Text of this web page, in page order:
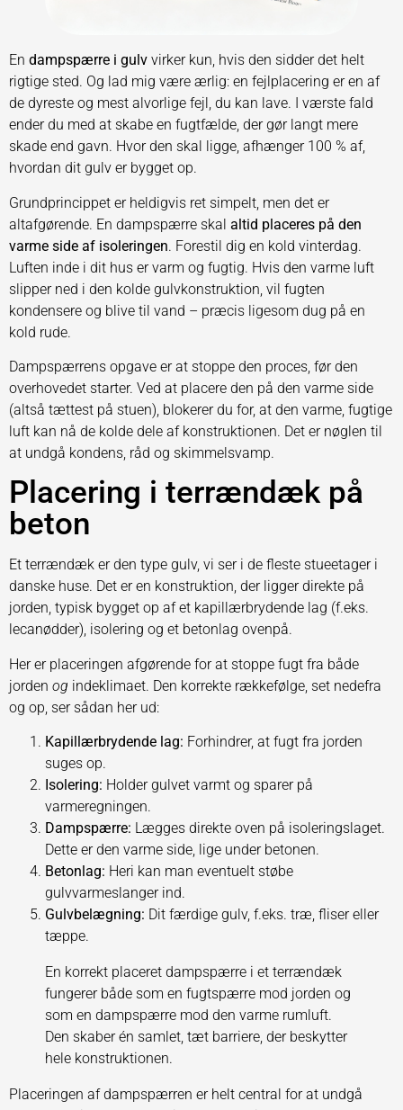
En dampspærre i gulv virker kun, hvis den sidder det helt
rigtige sted. Og lad mig være ærlig: en fejlplacering er en af
de dyreste og mest alvorlige fejl, du kan lave. I værste fald
ender du med at skabe en fugtfælde, der gør langt mere
skade end gavn. Hvor den skal ligge, afhænger 100 % af,
hvordan dit gulv er bygget op.
Grundprincippet er heldigvis ret simpelt, men det er
altafgørende. En dampspærre skal altid placeres på den
varme side af isoleringen. Forestil dig en kold vinterdag.
Luften inde i dit hus er varm og fugtig. Hvis den varme luft
slipper ned i den kolde gulvkonstruktion, vil fugten
kondensere og blive til vand – præcis ligesom dug på en
kold rude.
Dampspærrens opgave er at stoppe den proces, før den
overhovedet starter. Ved at placere den på den varme side
(altså tættest på stuen), blokerer du for, at den varme, fugtige
luft kan nå de kolde dele af konstruktionen. Det er nøglen til
at undgå kondens, råd og skimmelsvamp.
Placering i terrændæk på
beton
Et terrændæk er den type gulv, vi ser i de fleste stueetager i
danske huse. Det er en konstruktion, der ligger direkte på
jorden, typisk bygget op af et kapillærbrydende lag (f.eks.
lecanødder), isolering og et betonlag ovenpå.
Her er placeringen afgørende for at stoppe fugt fra både
jorden og indeklimaet. Den korrekte rækkefølge, set nedefra
og op, ser sådan her ud:
Kapillærbrydende lag: Forhindrer, at fugt fra jorden
suges op.
Isolering: Holder gulvet varmt og sparer på
varmeregningen.
Dampspærre: Lægges direkte oven på isoleringslaget.
Dette er den varme side, lige under betonen.
Betonlag: Heri kan man eventuelt støbe
gulvvarmeslanger ind.
Gulvbelægning: Dit færdige gulv, f.eks. træ, fliser eller
tæppe.
En korrekt placeret dampspærre i et terrændæk
fungerer både som en fugtspærre mod jorden og
som en dampspærre mod den varme rumluft.
Den skaber én samlet, tæt barriere, der beskytter
hele konstruktionen.
Placeringen af dampspærren er helt central for at undgå